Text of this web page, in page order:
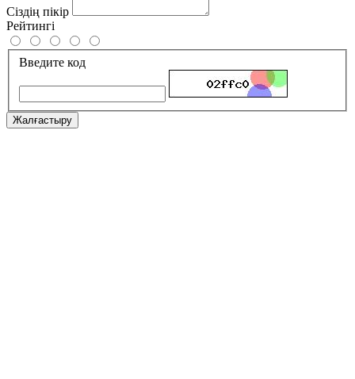
Сіздің пікір
Рейтингі
Введите код
Жалғастыру